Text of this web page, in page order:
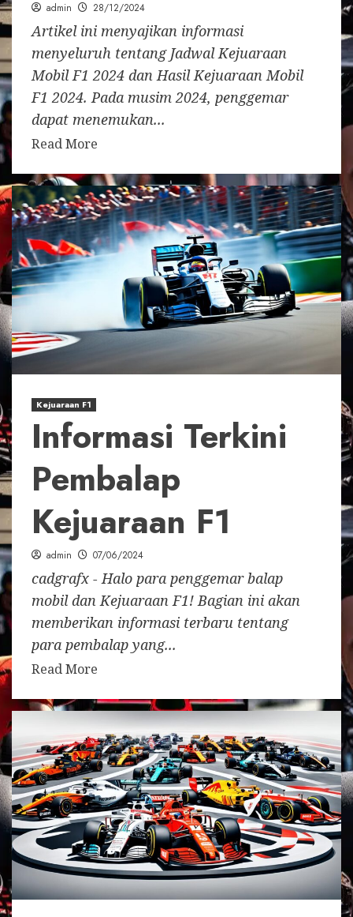
admin 28/12/2024
Artikel ini menyajikan informasi
menyeluruh tentang Jadwal Kejuaraan
Mobil F1 2024 dan Hasil Kejuaraan Mobil
F1 2024. Pada musim 2024, penggemar
dapat menemukan...
Read More
Kejuaraan F1
Informasi Terkini
Pembalap
Kejuaraan F1
admin 07/06/2024
cadgrafx - Halo para penggemar balap
mobil dan Kejuaraan F1! Bagian ini akan
memberikan informasi terbaru tentang
para pembalap yang...
Read More